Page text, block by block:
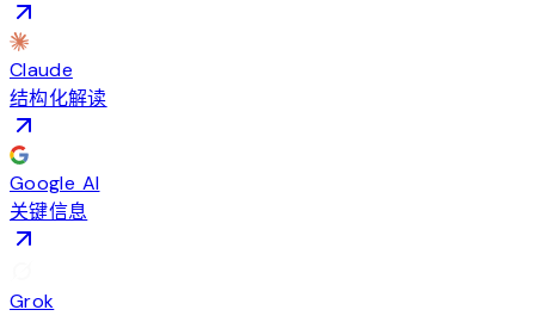
Claude
结构化解读
Google AI
关键信息
Grok